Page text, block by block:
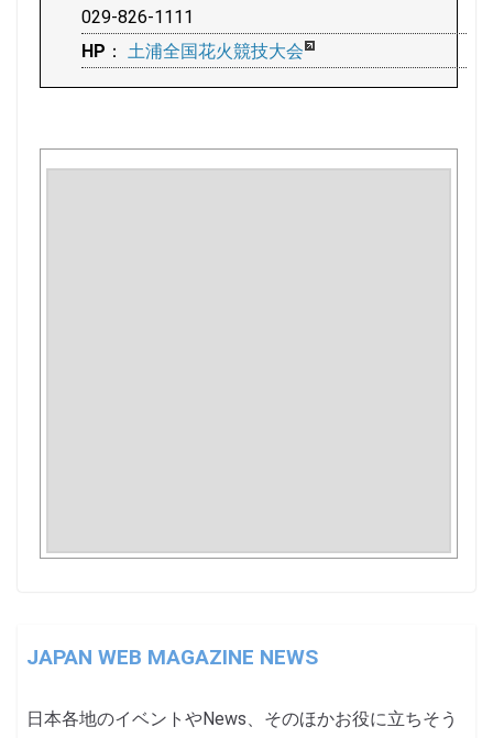
029-826-1111
HP ： 土浦全国花火競技大会
JAPAN WEB MAGAZINE NEWS
日本各地のイベントやNews、そのほかお役に立ちそう